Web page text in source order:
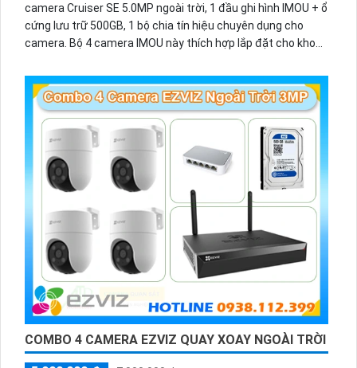
camera Cruiser SE 5.0MP ngoài trời, 1 đầu ghi hình IMOU + ổ
cứng lưu trữ 500GB, 1 bộ chia tín hiệu chuyên dụng cho
camera. Bộ 4 camera IMOU này thích hợp lắp đặt cho kho
trời.
COMBO 4 CAMERA EZVIZ QUAY XOAY NGOÀI TRỜI